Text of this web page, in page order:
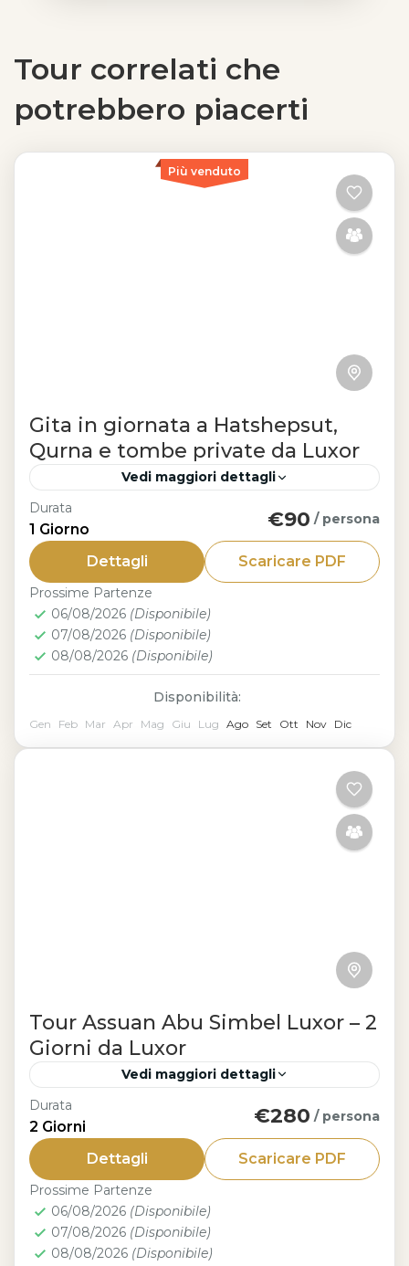
Tour correlati che
potrebbero piacerti
Più venduto
Gita in giornata a Hatshepsut,
Qurna e tombe private da Luxor
Vedi maggiori dettagli
Luxor
La Gita in giornata a Hatshepsut, Qurna
e tombe private da Luxor è l’occasione
perfetta per esplorare alcuni dei tesori
meno conosciuti ma più affascinanti...
Durata
1 Giorno €90 / persona
Dettagli Scaricare PDF
Prossime Partenze
06/08/2026 (Disponibile)
07/08/2026 (Disponibile)
08/08/2026 (Disponibile)
Disponibilità:
Gen Feb Mar Apr Mag Giu Lug Ago Set Ott Nov Dic
Tour Assuan Abu Simbel Luxor – 2
Giorni da Luxor
Vedi maggiori dettagli
Luxor
Tour Assuan Abu Simbel Luxor è un
viaggio di 2 giorni nel cuore dell’Alto
Egitto. Scoprirai i templi millenari di
Ramses II, la bellezza del...
Durata
2 Giorni €280 / persona
Dettagli Scaricare PDF
Prossime Partenze
06/08/2026 (Disponibile)
07/08/2026 (Disponibile)
08/08/2026 (Disponibile)